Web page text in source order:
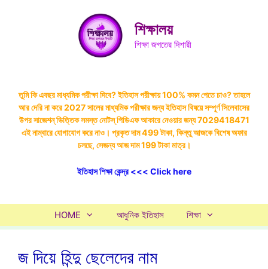
শিক্ষালয়
শিক্ষা জগতের দিশারী
তুমি কি এবছর মাধ্যমিক পরীক্ষা দিবে? ইতিহাস পরীক্ষায় 100% কমন পেতে চাও? তাহলে
আর দেরি না করে 2027 সালের মাধ্যমিক পরীক্ষার জন্য ইতিহাস বিষয়ে সম্পূর্ণ সিলেবাসের
উপর সাজেশন্ ভিত্তিক সমস্ত নোটস্ পিডিএফ আকারে নেওয়ার জন্য 7029418471
এই নাম্বারে যোগাযোগ করে নাও। প্রকৃত দাম 499 টাকা, কিন্তু আজকে বিশেষ অফার
চলছে, সেজন্য আজ দাম 199 টাকা মাত্র।
ইতিহাস শিক্ষা কেন্দ্র <<< Click here
HOME আধুনিক ইতিহাস শিক্ষা
জ দিয়ে হিন্দু ছেলেদের নাম